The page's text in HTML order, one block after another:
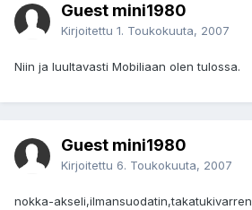
Guest mini1980
Kirjoitettu 1. Toukokuuta, 2007
Niin ja luultavasti Mobiliaan olen tulossa.
Guest mini1980
Kirjoitettu 6. Toukokuuta, 2007
nokka-akseli,ilmansuodatin,takatukivarren